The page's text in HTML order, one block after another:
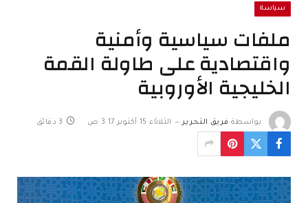
سياسة
ملفات سياسية وأمنية
واقتصادية على طاولة القمة
الخليجية الأوروبية
بواسطة فريق التحرير الثلاثاء 15 أكتوبر 3:17 ص 3 دقائق